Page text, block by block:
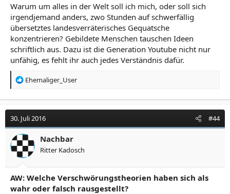
Warum um alles in der Welt soll ich mich, oder soll sich
irgendjemand anders, zwo Stunden auf schwerfällig
übersetztes landesverräterisches Gequatsche
konzentrieren? Gebildete Menschen tauschen Ideen
schriftlich aus. Dazu ist die Generation Youtube nicht nur
unfähig, es fehlt ihr auch jedes Verständnis dafür.
R
a
t
i
o
n
e
Ehemaliger_User
30. Juli 2016 #44
Nachbar
Ritter Kadosch
AW: Welche Verschwörungstheorien haben sich als
wahr oder falsch rausgestellt?